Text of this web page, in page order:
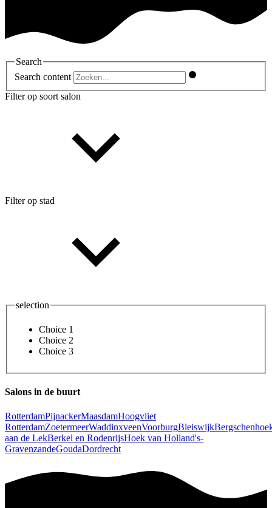
Search
Search content
Filter op soort salon
Filter op stad
selection
Choice 1
Choice 2
Choice 3
Salons in de buurt
RotterdamPijnackerMaasdamHoogvliet
RotterdamZoetermeerWaddinxveenVoorburgBleiswijk
aan de LekBerkel en RodenrijsHoek van Holland's-
GravenzandeGoudaDordrecht